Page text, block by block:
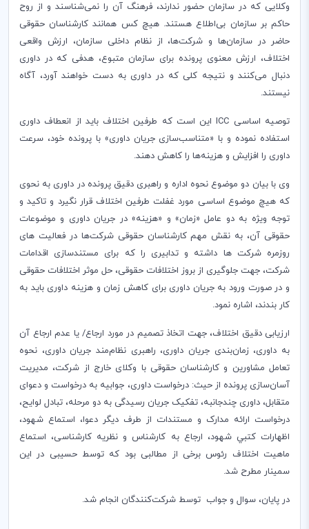
وکلایی که در سازمان حضور ندارند، فرهنگ آن را نمی‌شناسند و از روح
حاکم بر سازمان بی‌اطلاع هستند. هیچ کس همانند کارشناسان حقوقی
حاضر در سازمان‌ها و شرکت‌ها، از نظام داخلی سازمان، ارزش واقعی
اختلاف، ارزش معنوی پرونده برای سازمان متبوع، هدفی که در داوری
دنبال می‌کنند و نتیجه کلی که در داوری به دست خواهند آورد، آگاه
نیستند.
توصیه اساسی ICCاین است که طرفین اختلاف باید از انعطاف داوری
استفاده نموده و با «متناسب‌سازی جریان داوری» با پرونده خود، سرعت
داوری را افزایش و هزینه‌ها را کاهش دهند.
وی با بیان دو موضوع نحوه اداره و راهبری دقیق پرونده در داوری به نحوی
که هیچ موضوع اساسی مورد غفلت طرفین اختلاف قرار نگیرد و تاکید و
توجه ویژه به دو عامل «زمان» و «هزینه» در جریان داوری و موضوعات
حقوقی آن، به نقش مهم کارشناسان حقوقی شرکت‌ها در فعالیت­ های
روزمره شرکت­ ها داشته و تدابیری را که برای مستند‌سازی اقدامات
شرکت، جهت جلوگیری از بروز اختلافات حقوقی، حل موثر اختلافات حقوقی
و در صورت ورود به جریان داوری برای کاهش زمان و هزینه داوری باید به
کار بندند، اشاره نمود.
ارزیابی دقیق اختلاف، جهت اتخاذ تصمیم در مورد ارجاع/ یا عدم ارجاع آن
به داوری، زمان‌بندی جریان داوری، راهبری نظام‌مند جریان داوری، نحوه
تعامل مشاورین و کارشناسان حقوقی با وکلای خارج از شرکت، مدیریت
آسان‌سازی پرونده از حیث: درخواست داوری، جوابیه به درخواست و دعوای
متقابل، داوری چندجانبه، تفکیک جریان رسیدگی به دو مرحله، تبادل لوایح،
درخواست ارائه مدارک و مستندات از طرف دیگر دعوا، استماع شهود،
اظهارات كتبي شهود، ارجاع به کارشناس و نظریه کارشناسی، استماع
ماهيت اختلاف رئوس برخی از مطالبی بود که توسط حسیبی در این
سمینار مطرح شد.
در پايان،‌ سوال و جواب توسط شرکت‌کنندگان انجام شد.